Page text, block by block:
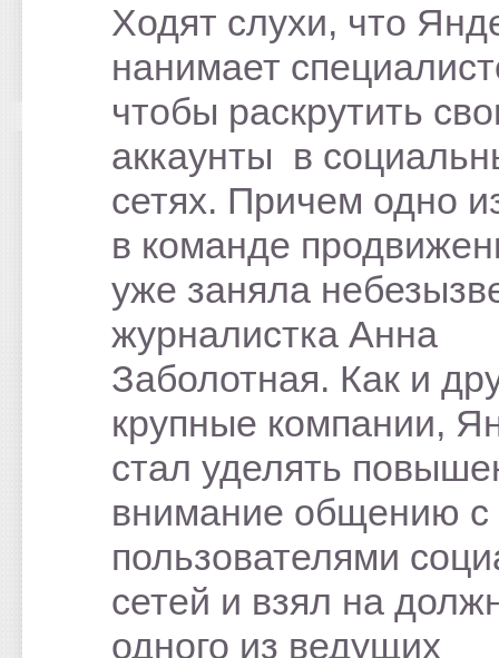
Ходят слухи, что
нанимает
чтобы раскрутить
аккаунты в
сетях. Причем одно
в команде
уже заняла
журналистка Анна
Заболотная. Как и
крупные компании,
стал уделять
внимание общению с
пользователями
сетей и взял на
одного из ведущих